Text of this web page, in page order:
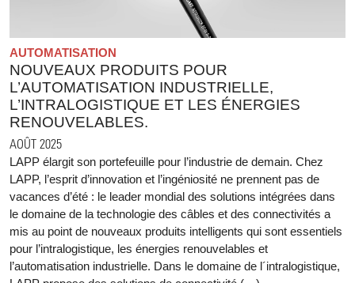
AUTOMATISATION
NOUVEAUX PRODUITS POUR
L’AUTOMATISATION INDUSTRIELLE,
L’INTRALOGISTIQUE ET LES ÉNERGIES
RENOUVELABLES.
AOÛT 2025
LAPP élargit son portefeuille pour l’industrie de demain. Chez
LAPP, l’esprit d’innovation et l’ingéniosité ne prennent pas de
vacances d’été : le leader mondial des solutions intégrées dans
le domaine de la technologie des câbles et des connectivités a
mis au point de nouveaux produits intelligents qui sont essentiels
pour l’intralogistique, les énergies renouvelables et
l’automatisation industrielle. Dans le domaine de l´intralogistique,